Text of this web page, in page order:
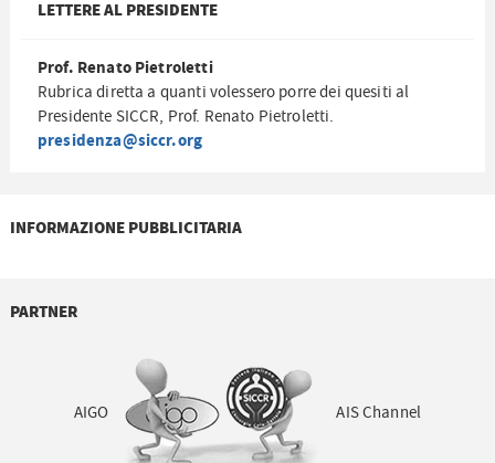
LETTERE AL PRESIDENTE
Prof. Renato Pietroletti
Rubrica diretta a quanti volessero porre dei quesiti al
Presidente SICCR, Prof. Renato Pietroletti.
presidenza@siccr.org
INFORMAZIONE PUBBLICITARIA
PARTNER
AIGO AIS Channel